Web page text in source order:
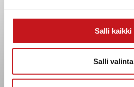
Salli kaikki
Salli valinta
Asiakirjajulkisuuskuvaus
Evästeet
Tietosuoja